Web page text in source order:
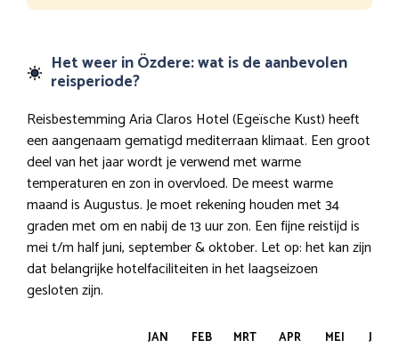
Het weer in Özdere: wat is de aanbevolen
reisperiode?
Reisbestemming Aria Claros Hotel (Egeïsche Kust) heeft
een aangenaam gematigd mediterraan klimaat. Een groot
deel van het jaar wordt je verwend met warme
temperaturen en zon in overvloed. De meest warme
maand is Augustus. Je moet rekening houden met 34
graden met om en nabij de 13 uur zon. Een fijne reistijd is
mei t/m half juni, september & oktober. Let op: het kan zijn
dat belangrijke hotelfaciliteiten in het laagseizoen
gesloten zijn.
JAN FEB MRT APR MEI
JUN